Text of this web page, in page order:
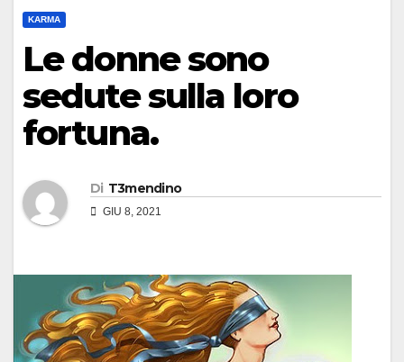
KARMA
Le donne sono
sedute sulla loro
fortuna.
Di T3mendino
GIU 8, 2021